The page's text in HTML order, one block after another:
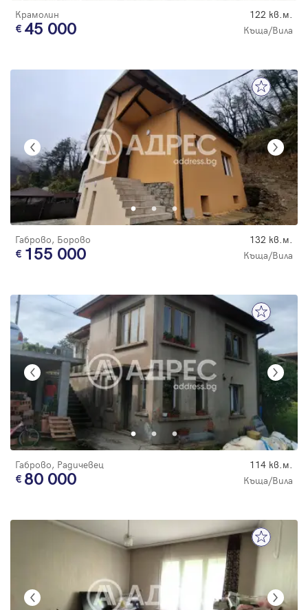
Крамолин 122 кв.м.
45 000 Къща/Вила
Габрово, Борово 132 кв.м.
155 000 Къща/Вила
Габрово, Радичевец 114 кв.м.
80 000 Къща/Вила